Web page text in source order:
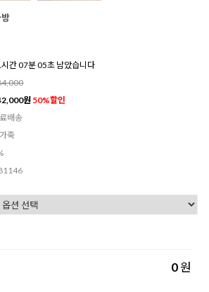
간 07분 02초 남았습니다
원 50%할인
배송
죽
0원